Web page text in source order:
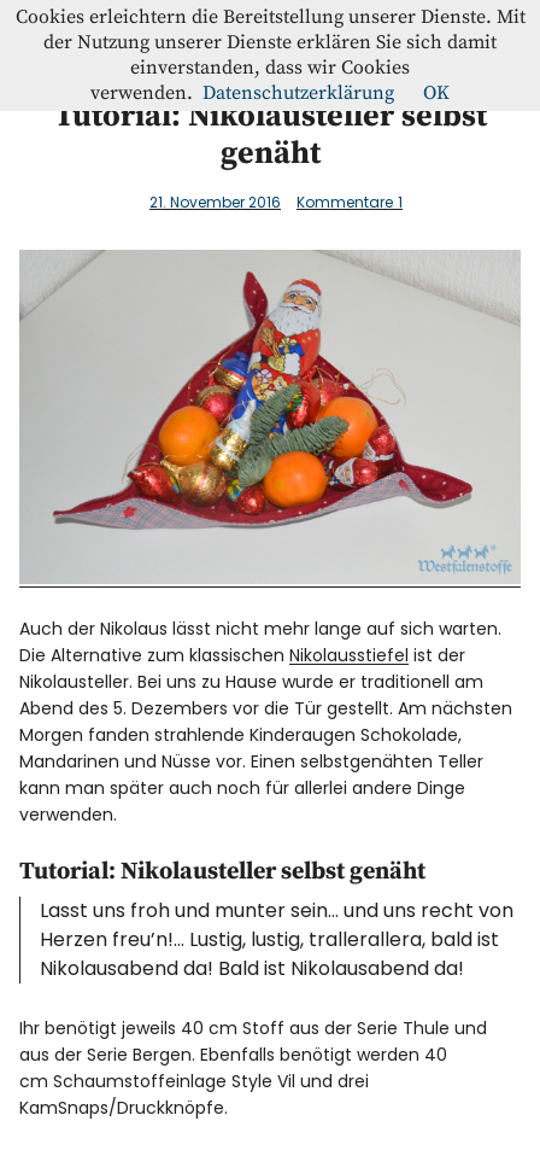
Westfalenstoffe-Blog
Tutorial: Nikolausteller selbst
genäht
21. November 2016 Kommentare 1
Auch der Nikolaus lässt nicht mehr lange auf sich warten.
Die Alternative zum klassischenNikolausstiefel ist der
Nikolausteller. Bei uns zu Hause wurde er traditionell am
Abend des 5. Dezembers vor die Tür gestellt. Am nächsten
Morgen fanden strahlende Kinderaugen Schokolade,
Mandarinen und Nüsse vor. Einen selbstgenähten Teller
kann man später auch noch für allerlei andere Dinge
verwenden.
Tutorial: Nikolausteller selbst genäht
Lasst uns froh und munter sein… und uns recht von
Herzen freu’n!… Lustig, lustig, trallerallera, bald ist
Nikolausabend da! Bald ist Nikolausabend da!
Ihr benötigt jeweils 40 cm Stoff aus der Serie Thule und
aus der Serie Bergen. Ebenfalls benötigt werden 40
cm Schaumstoffeinlage Style Vil und drei
KamSnaps/Druckknöpfe.
Cookies erleichtern die Bereitstellung unserer Dienste. Mit
der Nutzung unserer Dienste erklären Sie sich damit
einverstanden, dass wir Cookies
verwenden. Datenschutzerklärung OK